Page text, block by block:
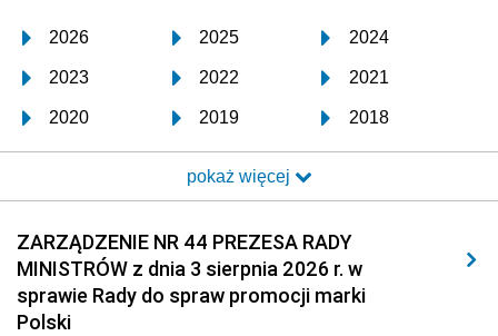
2026 2025 2024
2023 2022 2021
2020 2019 2018
2017 2016 2015
2014 2013 2012
2011 2010 2009
2008 2007 2006
2005
pokaż więcej
ZARZĄDZENIE NR 44 PREZESA RADY
MINISTRÓW z dnia 3 sierpnia 2026 r. w
sprawie Rady do spraw promocji marki
Polski